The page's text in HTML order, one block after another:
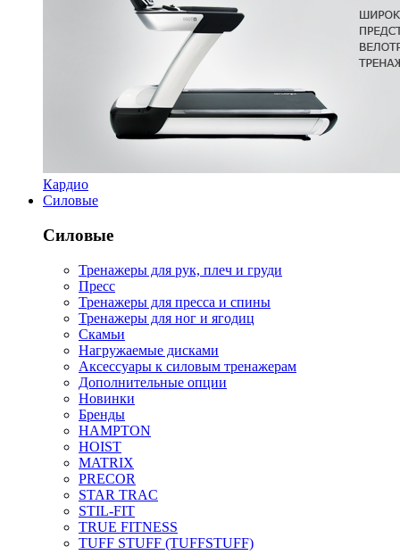
Кардио
Силовые
Силовые
Тренажеры для рук, плеч и груди
Пресс
Тренажеры для пресса и спины
Тренажеры для ног и ягодиц
Скамьи
Нагружаемые дисками
Аксессуары к силовым тренажерам
Дополнительные опции
Новинки
Бренды
HAMPTON
HOIST
MATRIX
PRECOR
STAR TRAC
STIL-FIT
TRUE FITNESS
TUFF STUFF (TUFFSTUFF)